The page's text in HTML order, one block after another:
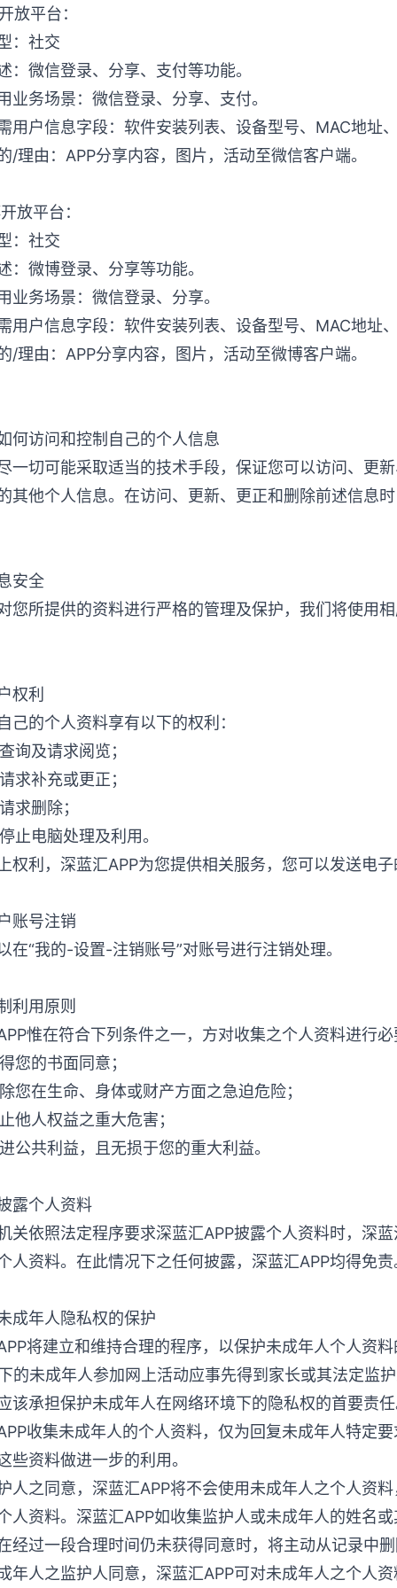
放平台：
：社交
：微信登录、分享、支付等功能。
业务场景：微信登录、分享、支付。
用户信息字段：软件安装列表、设备型号、MAC地址
/理由：APP分享内容，图片，活动至微信客户端。
放平台：
：社交
：微博登录、分享等功能。
业务场景：微信登录、分享。
用户信息字段：软件安装列表、设备型号、MAC地址
/理由：APP分享内容，图片，活动至微博客户端。
何访问和控制自己的个人信息
一切可能采取适当的技术手段，保证您可以访问、更
其他个人信息。在访问、更新、更正和删除前述信息
安全
您所提供的资料进行严格的管理及保护，我们将使用
权利
己的个人资料享有以下的权利：
询及请求阅览；
求补充或更正；
求删除；
止电脑处理及利用。
权利，深蓝汇APP为您提供相关服务，您可以发送
账号注销
在“我的-设置-注销账号”对账号进行注销处理。
利用原则
惟在符合下列条件之一，方对收集之个人资料进行
您的书面同意；
您在生命、身体或财产方面之急迫危险；
他人权益之重大危害；
公共利益，且无损于您的重大利益。
露个人资料
关依照法定程序要求深蓝汇APP披露个人资料时，深
人资料。在此情况下之任何披露，深蓝汇APP均得免责
成年人隐私权的保护
将建立和维持合理的程序，以保护未成年人个人资
的未成年人参加网上活动应事先得到家长或其法定监
该承担保护未成年人在网络环境下的隐私权的首要责
收集未成年人的个人资料，仅为回复未成年人特定
些资料做进一步的利用。
人之同意，深蓝汇APP将不会使用未成年人之个人资
人资料。深蓝汇APP如收集监护人或未成年人的姓名
经过一段合理时间仍未获得同意时，将主动从记录中
年人之监护人同意，深蓝汇APP可对未成年人之个人